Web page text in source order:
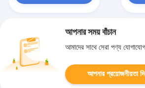
আপনার সময় বাঁচান
আমাদের সাথে সেরা পণ্য
আপনার প্রয়োজনীয়তা